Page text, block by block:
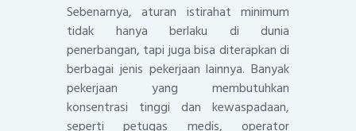
Sebenarnya, aturan istirahat minimum
tidak hanya berlaku di dunia
penerbangan, tapi juga bisa diterapkan di
berbagai jenis pekerjaan lainnya. Banyak
pekerjaan yang membutuhkan
konsentrasi tinggi dan kewaspadaan,
seperti petugas medis, operator